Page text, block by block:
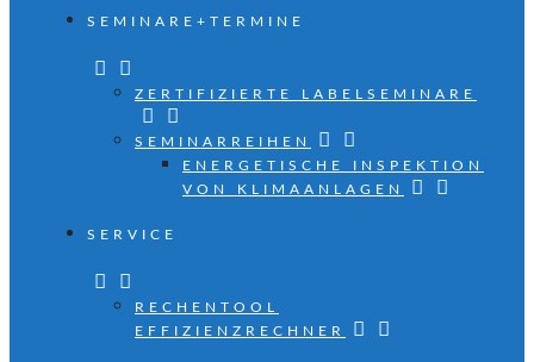
SEMINARE+TERMINE
ZERTIFIZIERTE LABELSEMINARE
SEMINARREIHEN
ENERGETISCHE INSPEKTION
VON KLIMAANLAGEN
SERVICE
RECHENTOOL
EFFIZIENZRECHNER